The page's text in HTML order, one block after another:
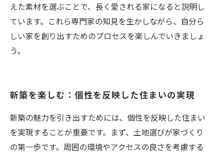
えた素材を選ぶことで、長く愛される家になると説明し
ています。これら専門家の知見を生かしながら、自分ら
しい家を創り出すためのプロセスを楽しんでいきましょ
う。
新築を楽しむ：個性を反映した住まいの実現
新築の魅力を引き出すためには、個性を反映した住まい
を実現することが重要です。まず、土地選びが家づくり
の第一歩です。周囲の環境やアクセスの良さを考慮する